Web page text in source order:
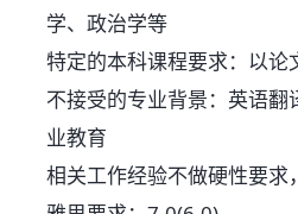
学、政治学等
特定的本科课程要求：以论
不接受的专业背景：英语
业教育
相关工作经验不做硬性要求